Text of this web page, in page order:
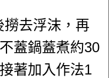
去浮沫，再
蓋鍋蓋煮約30
著加入作法1